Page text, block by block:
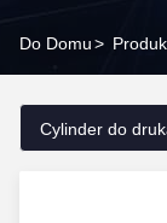
Do Domu>
Cylinder do